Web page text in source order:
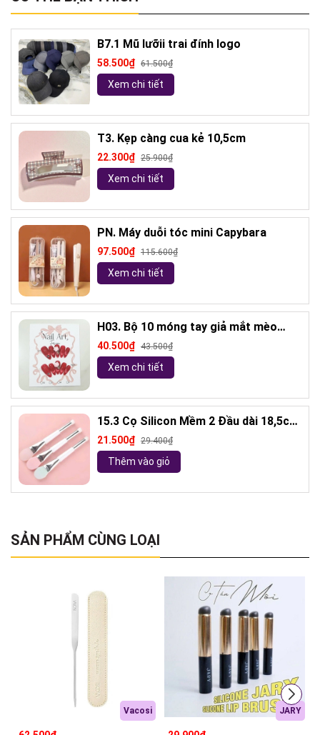
B7.1 Mũ lưỡii trai đính logo
58.500₫ 61.500₫
Xem chi tiết
T3. Kẹp càng cua kẻ 10,5cm
22.300₫ 25.900₫
Xem chi tiết
PN. Máy duỗi tóc mini Capybara
97.500₫ 115.600₫
Xem chi tiết
H03. Bộ 10 móng tay giả mắt mèo
kèm keo và giũa móng (ngẫu nhiên)
40.500₫ 43.500₫
Xem chi tiết
15.3 Cọ Silicon Mềm 2 Đầu dài 18,5cm
( ngẫu nhiên)
21.500₫ 29.400₫
Thêm vào giỏ
SẢN PHẨM CÙNG LOẠI
Vacosi JARY